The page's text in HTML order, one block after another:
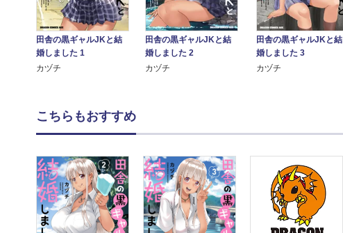
田舎の黒ギャルJKと結
婚しました 1
カヅチ
田舎の黒ギャルJKと結
婚しました 2
カヅチ
田舎の黒ギャルJKと結
婚しました 3
カヅチ
こちらもおすすめ